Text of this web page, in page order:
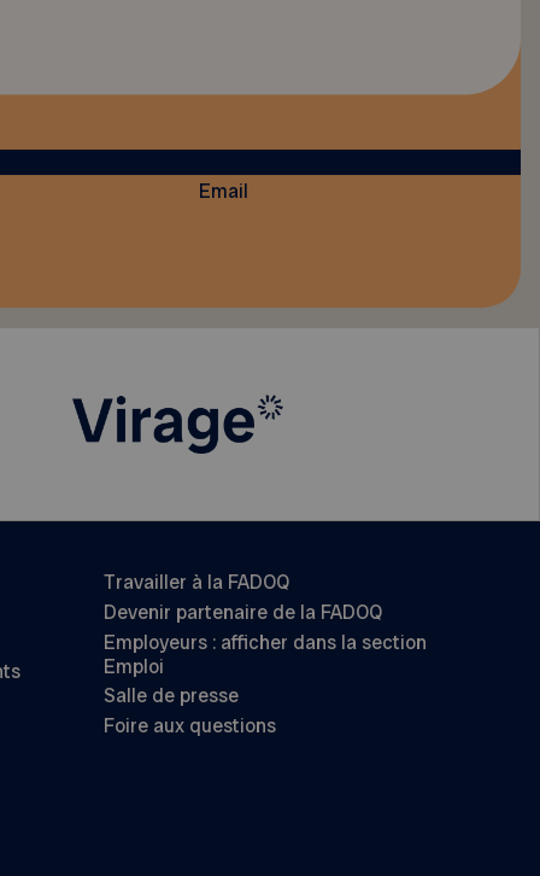
Email
Travailler à la FADOQ
Devenir partenaire de la FADOQ
Employeurs : afficher dans la section
Emploi
Salle de presse
Foire aux questions